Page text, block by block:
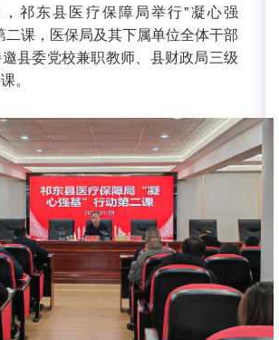
祁东县医疗保障局举行"凝心强
二课，医保局及其下属单位全体干部
县委党校兼职教师、县财政局三级
。